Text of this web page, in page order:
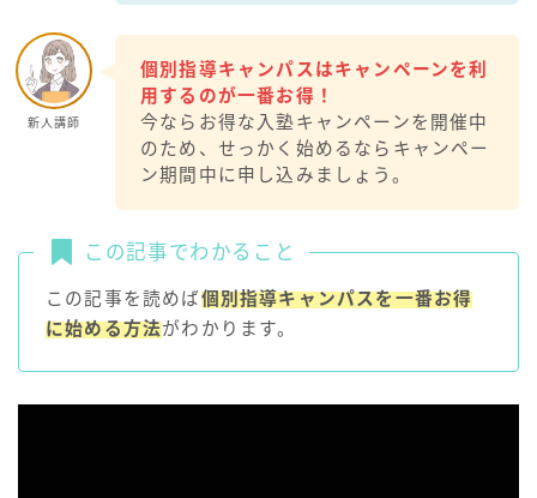
新人講師
個別指導キャンパスはキャンペーンを利
用するのが一番お得！
今ならお得な入塾キャンペーンを開催中
のため、せっかく始めるならキャンペー
ン期間中に申し込みましょう。
この記事でわかること
この記事を読めば個別指導キャンパスを一番お得
に始める方法がわかります。